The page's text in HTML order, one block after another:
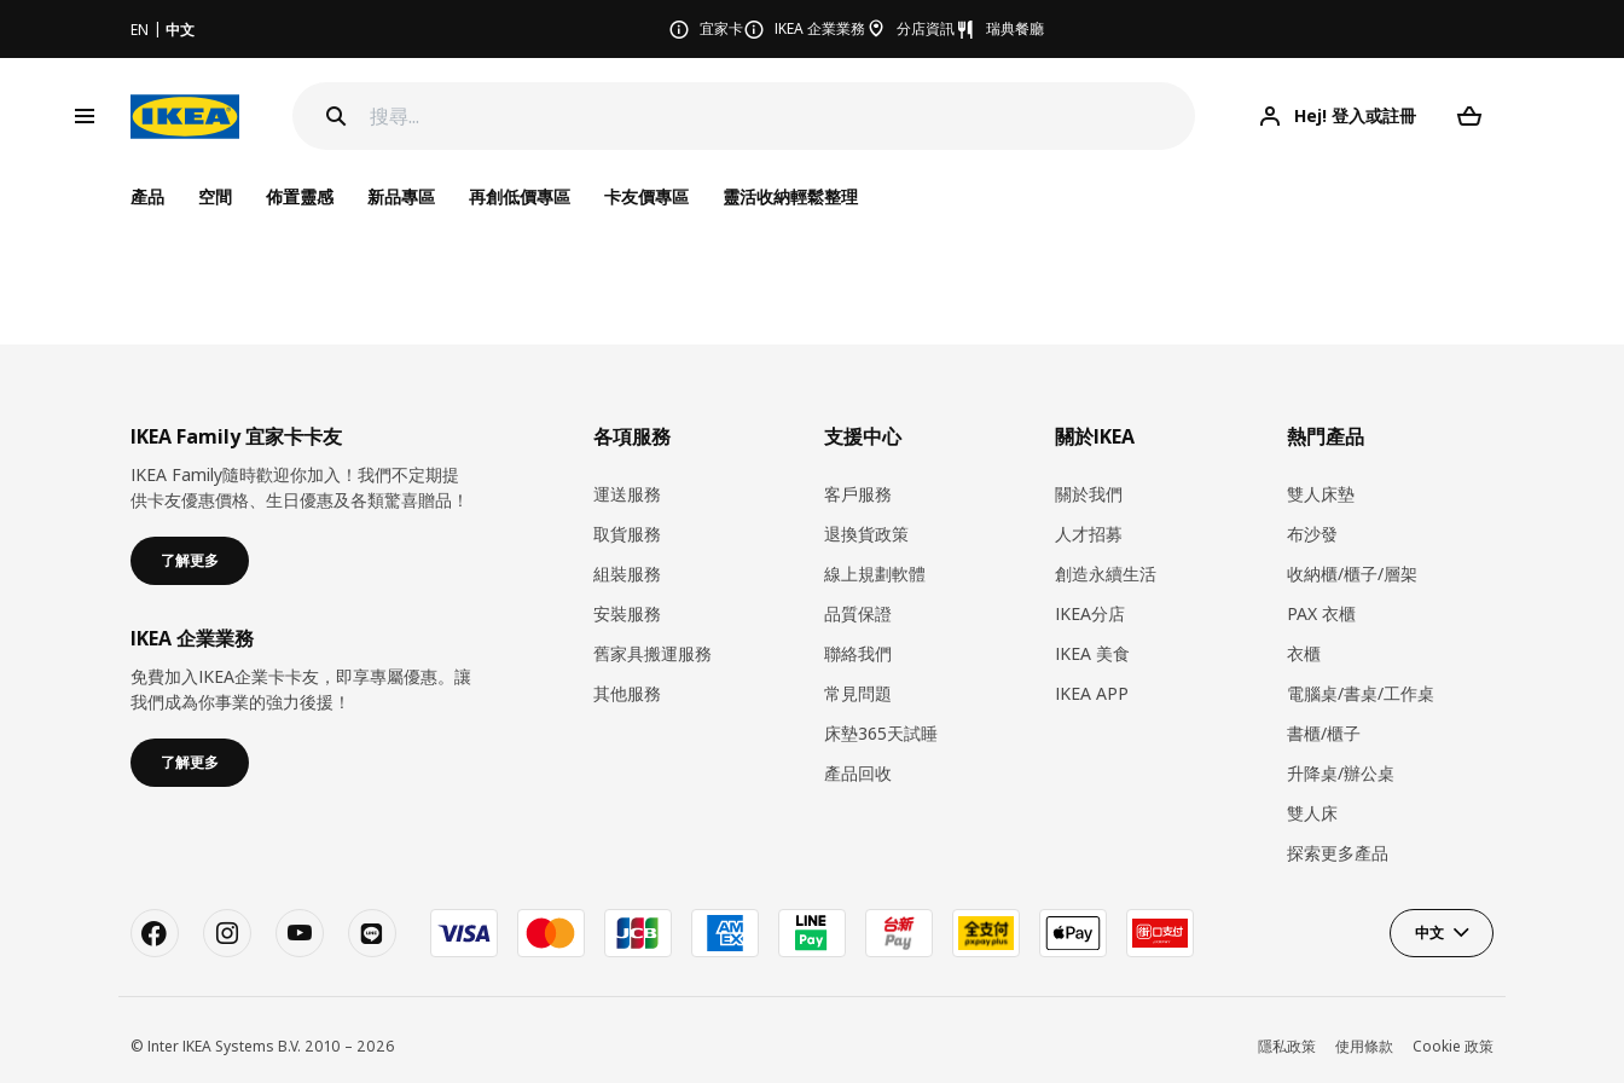
EN 中文 宜家卡 IKEA 企業業務 分店資訊 瑞典餐廳
Hej! 登入或註冊
產品 空間 佈置靈感 新品專區 再創低價專區 卡友價專區 靈活收納輕鬆整理
IKEA Family 宜家卡卡友
IKEA Family隨時歡迎你加入！我們不定期提
供卡友優惠價格、生日優惠及各類驚喜贈品！
了解更多
IKEA 企業業務
免費加入IKEA企業卡卡友，即享專屬優惠。讓
我們成為你事業的強力後援！
了解更多
各項服務
運送服務
取貨服務
組裝服務
安裝服務
​舊家具搬運服務
其他服務
支援中心
客戶服務
退換貨政策
線上規劃軟體
品質保證
聯絡我們
常見問題
床墊365天試睡
產品回收
關於IKEA
關於我們
人才招募
創造永續生活
IKEA分店
IKEA 美食
IKEA APP
熱門產品
雙人床墊
布沙發
收納櫃/櫃子/層架
PAX 衣櫃
衣櫃
電腦桌/書桌/工作桌
書櫃/櫃子
升降桌/辦公桌
雙人床
探索更多產品
中文
© Inter IKEA Systems B.V. 2010 – 2026 隱私政策 使用條款 Cookie 政策